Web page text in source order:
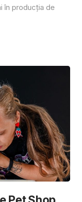
în producția de